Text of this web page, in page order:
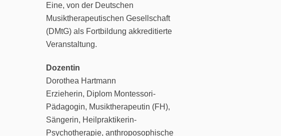
Eine, von der Deutschen
Musiktherapeutischen Gesellschaft
(DMtG) als Fortbildung akkreditierte
Veranstaltung.
Dozentin
Dorothea Hartmann
Erzieherin, Diplom Montessori-
Pädagogin, Musiktherapeutin (FH),
Sängerin, Heilpraktikerin-
Psychotherapie, anthroposophische